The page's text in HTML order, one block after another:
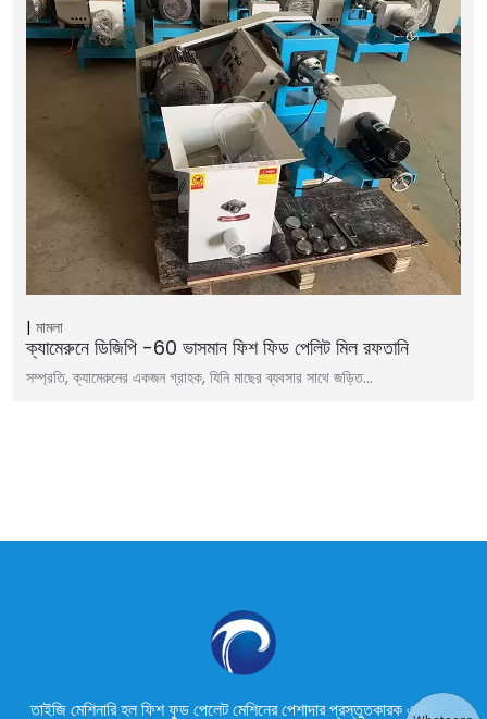
মামলা
ক্যামেরুনে ডিজিপি -60 ভাসমান ফিশ ফিড পেলিট মিল রফতানি
সম্প্রতি, ক্যামেরুনের একজন গ্রাহক, যিনি মাছের ব্যবসার সাথে জড়িত…
তাইজি মেশিনারি হল ফিশ ফুড পেলেট মেশিনের পেশাদার প্রস্তুতকারক এবং